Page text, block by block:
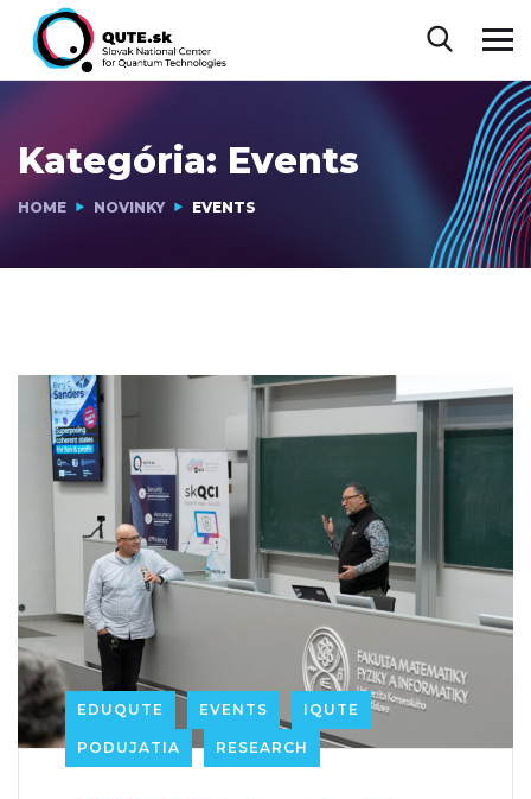
Kategória: Events
HOME NOVINKY EVENTS
EDUQUTE EVENTS IQUTE
PODUJATIA RESEARCH